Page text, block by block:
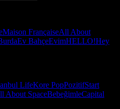
Maison FrançaiseAll About
Ev BahçeEvimHELLO!Hey
LifeKore PopPozitifStart
About SpaceBebeğimleCapital